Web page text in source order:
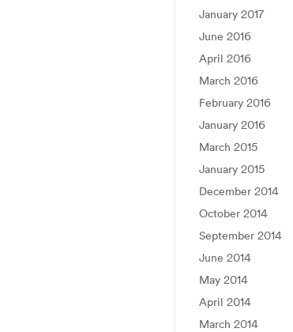
January 2017
June 2016
April 2016
March 2016
February 2016
January 2016
March 2015
January 2015
December 2014
October 2014
September 2014
June 2014
May 2014
April 2014
March 2014